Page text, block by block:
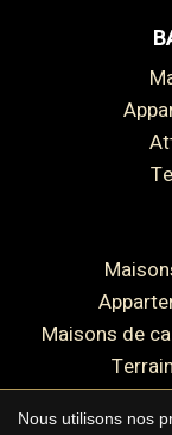
Maisons de
Nous utilisons nos
Enregistrer